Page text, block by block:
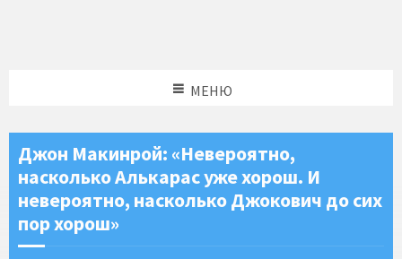
МЕНЮ
Джон Макинрой: «Невероятно,
насколько Алькарас уже хорош. И
невероятно, насколько Джокович до сих
пор хорош»